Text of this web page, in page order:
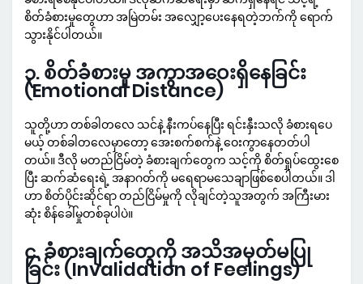
စိတ်ခံစားမှုတွေဟာ အမြဲတမ်း အလျှော့ပေးနေရတဲ့ဘက်ကို ရောက်
သွားနိုင်ပါတယ်။
၃. စိတ်ခံစားမှု အကွာအဝေးရှိနေခြင်း
(Emotional Distance)
သူတို့ဟာ တစ်ခါတလေ သင်နဲ့ နီးကပ်နေပြီး ရင်းနှီးသလို ခံစားရပေ
မယ့် တစ်ခါတလေမှာတော့ အေးစက်စက်နဲ့ ဝေးကွာနေတတ်ပါ
တယ်။ ဒီလို မတည်ငြိမ်တဲ့ ခံစားချက်တွေက သင့်ကို စိတ်ရှုပ်ထွေးစေ
ပြီး ဆက်ဆံရေးရဲ့ အနာဂတ်ကို မရေရာမသေချာဖြစ်စေပါတယ်။ ဒါ
ဟာ စိတ်ပိုင်းဆိုင်ရာ တည်ငြိမ်မှုကို လိုချင်တဲ့သူအတွက် အကြီးမား
ဆုံး စိန်ခေါ်မှုတစ်ခုပါပဲ။
၄. ခံစားချက်တွေကို အသိအမှတ်မပြု
ခြင်း (Invalidation of Feelings)